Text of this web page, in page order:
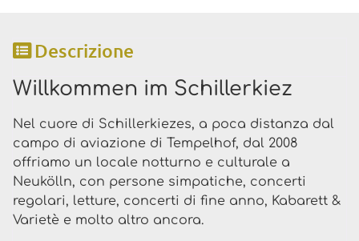
Descrizione
Willkommen im Schillerkiez
Nel cuore di Schillerkiezes, a poca distanza dal
campo di aviazione di Tempelhof, dal 2008
offriamo un locale notturno e culturale a
Neukölln, con persone simpatiche, concerti
regolari, letture, concerti di fine anno, Kabarett &
Varietè e molto altro ancora.